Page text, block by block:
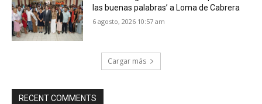
las buenas palabras’ a Loma de Cabrera
6 agosto, 2026 10:57 am
Cargar más
RECENT COMMENTS